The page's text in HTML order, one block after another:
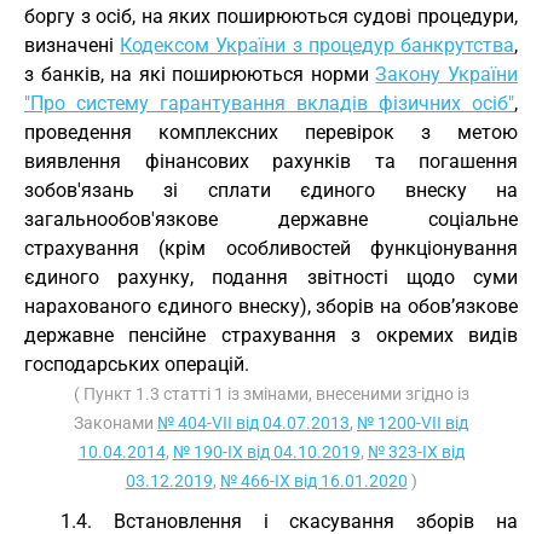
боргу з осіб, на яких поширюються судові процедури,
визначені Кодексом України з процедур банкрутства,
з банків, на які поширюються нормиЗакону України
"Про систему гарантування вкладів фізичних осіб",
проведення комплексних перевірок з метою
виявлення фінансових рахунків та погашення
зобов'язань зі сплати єдиного внеску на
загальнообов'язкове державне соціальне
страхування (крім особливостей функціонування
єдиного рахунку, подання звітності щодо суми
нарахованого єдиного внеску), зборів на обов’язкове
державне пенсійне страхування з окремих видів
господарських операцій.
( Пункт 1.3 статті 1 із змінами, внесеними згідно із
Законами № 404-VII від 04.07.2013, № 1200-VII від
10.04.2014, № 190-IX від 04.10.2019, № 323-IX від
03.12.2019, № 466-IX від 16.01.2020 )
1.4. Встановлення і скасування зборів на